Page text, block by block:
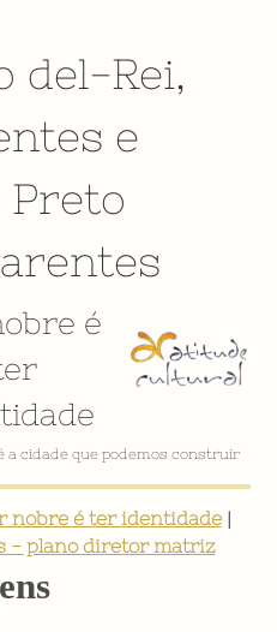
del-Rei,
e
Preto
é
a cidade que podemos construir
nobre é ter identidade|
- plano diretor matriz